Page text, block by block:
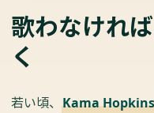
歌わなけれ
く
若い頃、 Kama